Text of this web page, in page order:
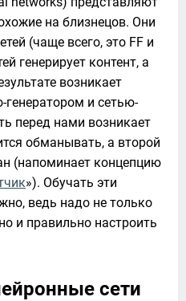
на близнецов. Они
(чаще всего, это FF и
генерирует контент, а
возникает
и сетью-
перед нами возникает
обманывать, а второй
(напоминает концепцию
»). Обучать эти
ведь надо не только
и правильно настроить
сети